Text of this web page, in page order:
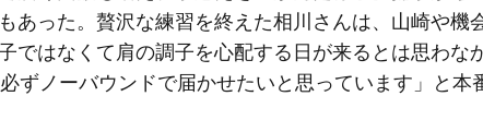
あった。贅沢な練習を終えた相川さんは、山崎や機
ではなくて肩の調子を心配する日が来るとは思わな
ずノーバウンドで届かせたいと思っています」と本